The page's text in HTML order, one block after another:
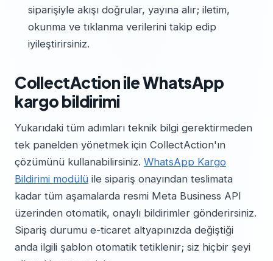
siparişiyle akışı doğrular, yayına alır; iletim,
okunma ve tıklanma verilerini takip edip
iyileştirirsiniz.
CollectAction ile WhatsApp
kargo bildirimi
Yukarıdaki tüm adımları teknik bilgi gerektirmeden
tek panelden yönetmek için CollectAction'ın
çözümünü kullanabilirsiniz. WhatsApp Kargo
Bildirimi modülü ile sipariş onayından teslimata
kadar tüm aşamalarda resmi Meta Business API
üzerinden otomatik, onaylı bildirimler gönderirsiniz.
Sipariş durumu e-ticaret altyapınızda değiştiği
anda ilgili şablon otomatik tetiklenir; siz hiçbir şeyi